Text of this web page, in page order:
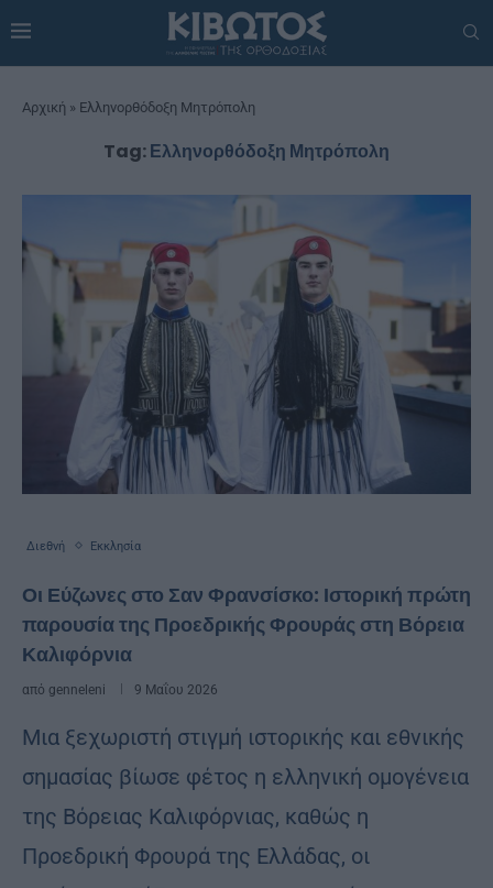
Αρχική » Ελληνορθόδοξη Μητρόπολη
Tag:Ελληνορθόδοξη Μητρόπολη
Διεθνή Εκκλησία
Οι Εύζωνες στο Σαν Φρανσίσκο: Ιστορική πρώτη
παρουσία της Προεδρικής Φρουράς στη Βόρεια
Καλιφόρνια
από genneleni 9 Μαΐου 2026
Μια ξεχωριστή στιγμή ιστορικής και εθνικής
σημασίας βίωσε φέτος η ελληνική ομογένεια
της Βόρειας Καλιφόρνιας, καθώς η
Προεδρική Φρουρά της Ελλάδας, οι